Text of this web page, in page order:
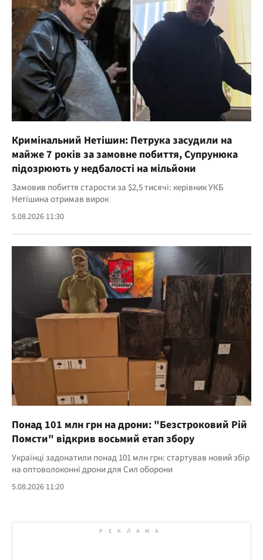
Кримінальний Нетішин: Петрука засудили на
майже 7 років за замовне побиття, Супрунюка
підозрюють у недбалості на мільйони
Замовив побиття старости за $2,5 тисячі: керівник УКБ
Нетішина отримав вирок
5.08.2026 11:30
Понад 101 млн грн на дрони: "Безстроковий Рій
Помсти" відкрив восьмий етап збору
Українці задонатили понад 101 млн грн: стартував новий збір
на оптоволоконні дрони для Сил оборони
5.08.2026 11:20